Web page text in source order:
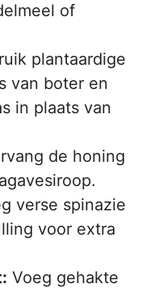
of
plantaardige
van boter en
in plaats van
de honing
verse spinazie
voor extra
Voeg gehakte